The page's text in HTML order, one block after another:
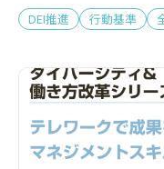
DEI推進 行動基準